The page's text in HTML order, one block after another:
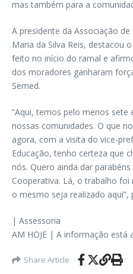
mas também para a
A presidente da Associação
Maria da Silva Reis, destacou
feito no início do ramal e
dos moradores ganharam
Semed.
“Aqui, temos pelo menos sete
nossas comunidades. O que
agora, com a visita do vice-
Educação, tenho certeza que
nós. Quero ainda dar
Cooperativa. Lá, o trabalho
o mesmo seja realizado aqui”,
| Assessoria
AM HOJE | A informação está
Share Article